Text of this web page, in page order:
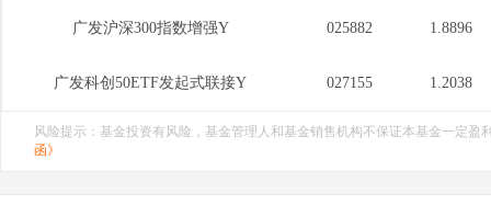
广发沪深300指数增强Y 025882 1.8896
广发科创50ETF发起式联接Y 027155 1.2038
风险提示：基金投资有风险，基金管理人和基金销售机构不保证本基金一定
函》